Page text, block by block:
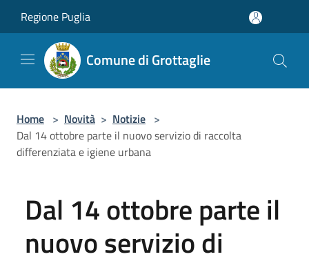
Regione Puglia
Comune di Grottaglie
Home > Novità > Notizie >
Dal 14 ottobre parte il nuovo servizio di raccolta
differenziata e igiene urbana
Dal 14 ottobre parte il
nuovo servizio di